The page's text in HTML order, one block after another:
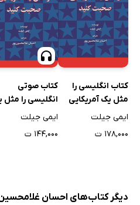
کتاب انگلیسی را
مثل یک آمریکایی
صحبت کنید
ایمی جیلت
۱۷۸,۰۰۰ ت
کتاب صوتی
انگلیسی را مثل
آمریکایی صحبت
ایمی جیلت
۱۴۴,۰۰۰ ت
دیگر کتاب‌های احسان